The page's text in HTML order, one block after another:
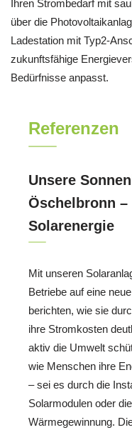
Ihren Strombedarf mit
über die
Ladestation mit Typ2-
zukunftsfähige
Bedürfnisse anpasst.
Referenzen
Unsere
Öschelbronn
Solarenergie
Mit unseren
Betriebe auf eine
berichten, wie sie
ihre Stromkosten
aktiv die Umwelt
wie Menschen ihre
– sei es durch die
Solarmodulen oder
Wärmegewinnung.